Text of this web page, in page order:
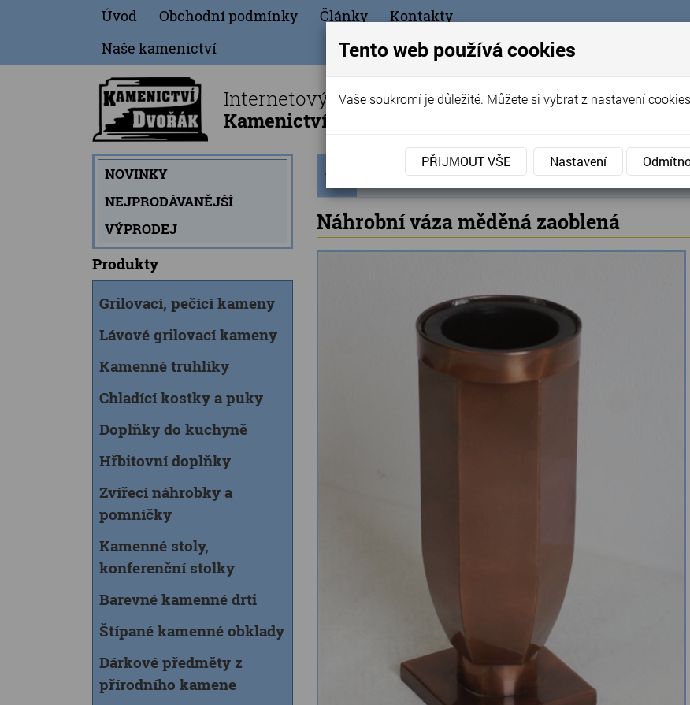
Úvod Obchodní podmínky Články
Kontakty
Naše kamenictví
Internetový obchod
Kamenictví Dvořák - Telč
NOVINKY
NEJPRODÁVANĚJŠÍ
VÝPRODEJ
Produkty
Grilovací, pečící kameny
Lávové grilovací kameny
Kamenné truhlíky
Chladící kostky a puky
Doplňky do kuchyně
Hřbitovní doplňky
Zvířecí náhrobky a
pomníčky
Kamenné stoly,
konferenční stolky
Barevné kamenné drti
Štípané kamenné obklady
Dárkové předměty z
přírodního kamene
stránka
Výprodej » Náhrobní váza měděná zaoblená
Náhrobní váza měděná zaoblená
Tento web používá cookies
Vaše soukromí je důležité. Můžete si vybrat z nastavení
PŘIJMOUT VŠE Nastavení